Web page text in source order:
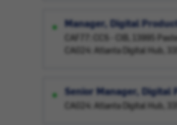
Manager, Digital
CAF77: CCS - CIB, 13995
CAG24: Atlanta Digital Hub,
Senior Manager, Digital
CAG24: Atlanta Digital Hub,